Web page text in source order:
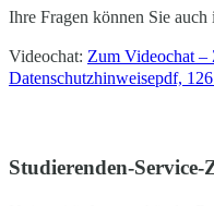
Ihre Fragen können Sie
Videochat: Zum Videochat –
Datenschutzhinweisepdf,
Studierenden-